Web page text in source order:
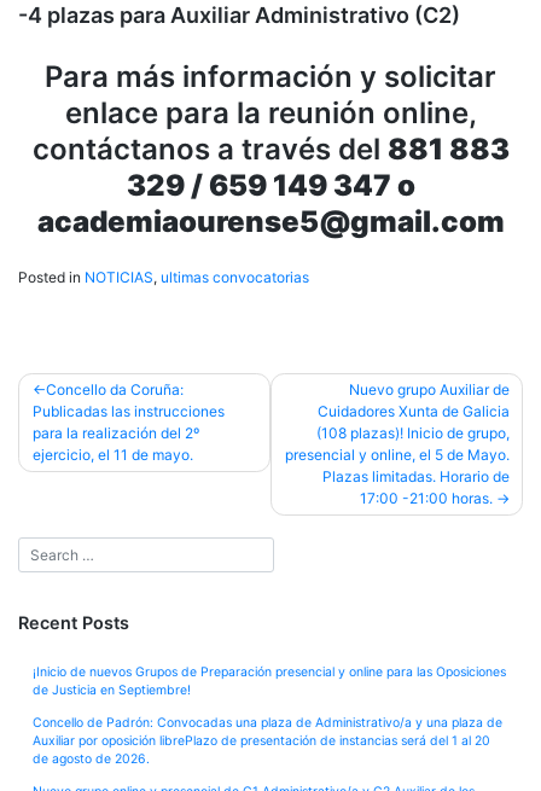
-4 plazas para Auxiliar Administrativo (C2)
Para más información y solicitar
enlace para la reunión online,
contáctanos a través del 881 883
329 / 659 149 347 o
academiaourense5@gmail.com
Posted in NOTICIAS, ultimas convocatorias
Post
navigation
Concello da Coruña:
Publicadas las instrucciones
para la realización del 2º
ejercicio, el 11 de mayo.
Nuevo grupo Auxiliar de
Cuidadores Xunta de Galicia
(108 plazas)! Inicio de grupo,
presencial y online, el 5 de Mayo.
Plazas limitadas. Horario de
17:00 -21:00 horas.
Recent Posts
¡Inicio de nuevos Grupos de Preparación presencial y online para las Oposiciones
de Justicia en Septiembre!
Concello de Padrón: Convocadas una plaza de Administrativo/a y una plaza de
Auxiliar por oposición librePlazo de presentación de instancias será del 1 al 20
de agosto de 2026.